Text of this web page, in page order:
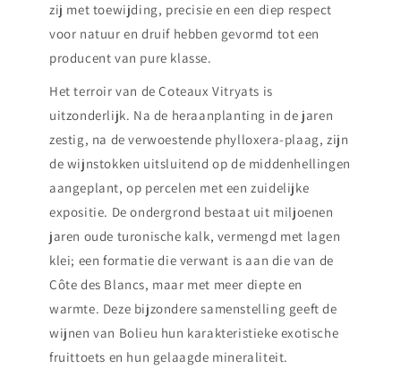
zij met toewijding, precisie en een diep respect
voor natuur en druif hebben gevormd tot een
producent van pure klasse.
Het terroir van de Coteaux Vitryats is
uitzonderlijk. Na de heraanplanting in de jaren
zestig, na de verwoestende phylloxera-plaag, zijn
de wijnstokken uitsluitend op de middenhellingen
aangeplant, op percelen met een zuidelijke
expositie. De ondergrond bestaat uit miljoenen
jaren oude turonische kalk, vermengd met lagen
klei; een formatie die verwant is aan die van de
Côte des Blancs, maar met meer diepte en
warmte. Deze bijzondere samenstelling geeft de
wijnen van Bolieu hun karakteristieke exotische
fruittoets en hun gelaagde mineraliteit.